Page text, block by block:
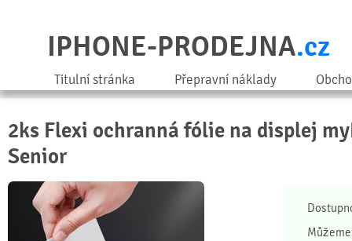
IPHONE-PRODEJNA.cz
Titulní stránka Přepravní náklady
2ks Flexi ochranná fólie na displej
Senior